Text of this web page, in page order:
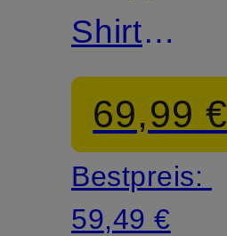
Shirt
aus
Leinen
69,99 €
Bestpreis:
59,49 €